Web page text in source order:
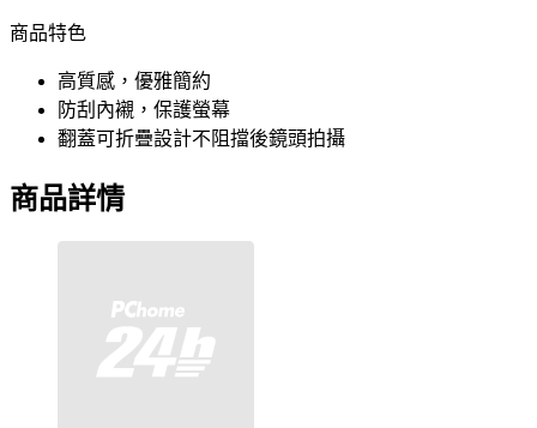
商品特色
高質感，優雅簡約
防刮內襯，保護螢幕
翻蓋可折疊設計不阻擋後鏡頭拍攝
商品詳情